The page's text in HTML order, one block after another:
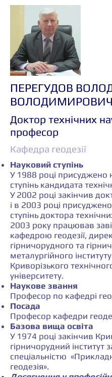
ПЕРЕГУДОВ
ВОЛОДИМИРОВИЧ
Доктор технічних
професор
Кафедра геодезії
Науковий ступінь
У 1988 році присуджено
ступінь кандидата
У 2002 році закінчив
і в 2003 році
ступінь доктора
2003 року працював
кафедрою геодезії,
гірничорудного та
металургійного інституту
Криворізького
університету.
Наукове звання
Професор по кафедрі
Посада
Професор кафедри
Базова вища освіта
У 1974 році закінчив
гірничорудний інститут
спеціальністю
геодезія».